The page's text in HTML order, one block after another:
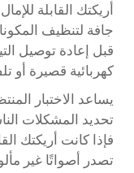
أريكتك القابلة
جافة لتنظيف
قبل إعادة توصيل
كهربائية قصيرة أو
يساعد الاختبار
تحديد المشكلات
فإذا كانت أريكتك
تصدر أصواتًا غير